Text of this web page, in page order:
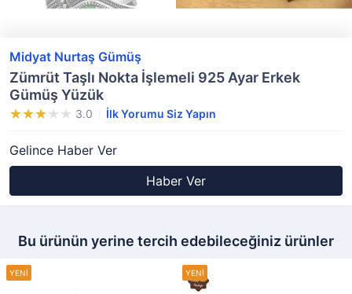
Midyat Nurtaş Gümüş
Zümrüt Taşlı Nokta İşlemeli 925 Ayar Erkek
Gümüş Yüzük
3.0 İlk Yorumu Siz Yapın
Gelince Haber Ver
Haber Ver
Bu ürünün yerine tercih edebileceğiniz ürünler